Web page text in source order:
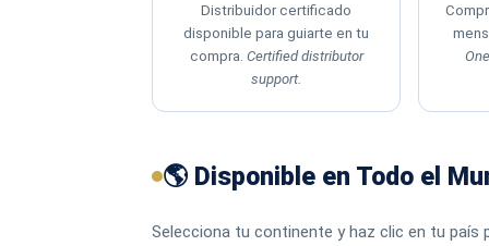
Distribuidor certificado
disponible para guiarte en tu
compra. Certified distributor
support.
🌎 Disponible en Todo el
Selecciona tu continente y haz clic en tu país